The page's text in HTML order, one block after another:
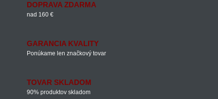
DOPRAVA ZDARMA
nad 160 €
GARANCIA KVALITY
Ponúkame len značkový tovar
TOVAR SKLADOM
90% produktov skladom